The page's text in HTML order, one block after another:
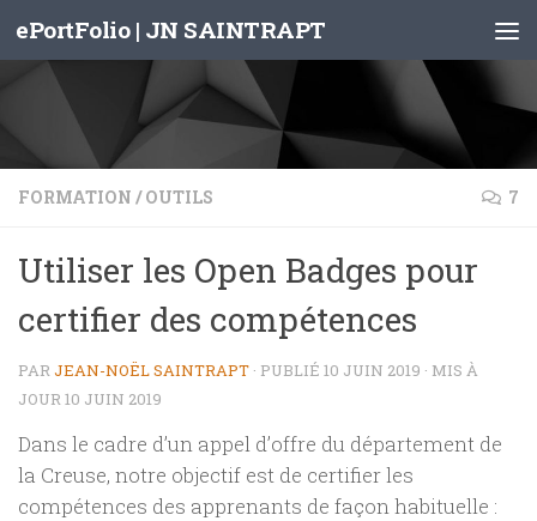
Skip to content
ePortFolio | JN SAINTRAPT
FORMATION / OUTILS 7
Utiliser les Open Badges pour
certifier des compétences
PARJEAN-NOËL SAINTRAPT · PUBLIÉ 10 JUIN 2019 · MIS À
JOUR10 JUIN 2019
Dans le cadre d’un appel d’offre du département de
la Creuse, notre objectif est de certifier les
compétences des apprenants de façon habituelle :